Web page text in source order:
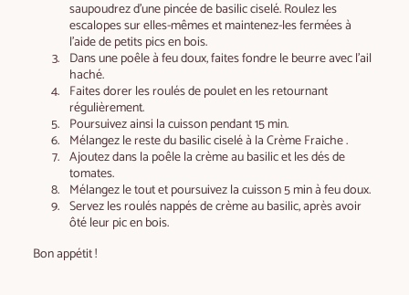
saupoudrez d’une pincée de basilic ciselé. Roulez les
escalopes sur elles-mêmes et maintenez-les fermées à
l’aide de petits pics en bois.
Dans une poêle à feu doux, faites fondre le beurre avec l’ail
haché.
Faites dorer les roulés de poulet en les retournant
régulièrement.
Poursuivez ainsi la cuisson pendant 15 min.
Mélangez le reste du basilic ciselé à la Crème Fraiche .
Ajoutez dans la poêle la crème au basilic et les dés de
tomates.
Mélangez le tout et poursuivez la cuisson 5 min à feu doux.
Servez les roulés nappés de crème au basilic, après avoir
ôté leur pic en bois.
Bon appétit !